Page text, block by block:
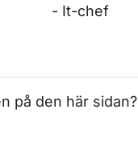
- It-chef
på den här sidan?